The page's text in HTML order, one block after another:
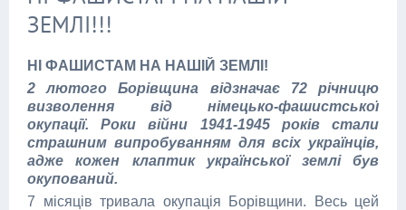
ЗЕМЛІ!!!
НІ ФАШИСТАМ НА НАШІЙ ЗЕМЛІ!
2 лютого Борівщина відзначає 72 річницю
визволення від німецько-фашистської
окупації. Роки війни 1941-1945 років стали
страшним випробуванням для всіх українців,
адже кожен клаптик української землі був
окупований.
7 місяців тривала окупація Борівщини. Весь цей